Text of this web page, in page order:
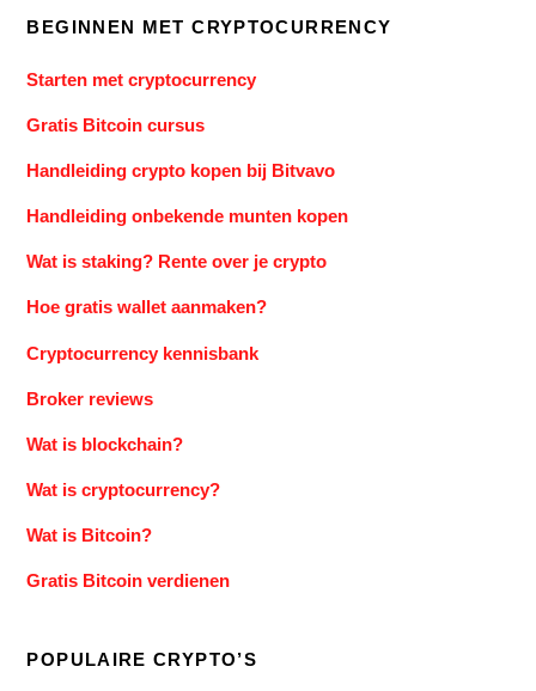
BEGINNEN MET CRYPTOCURRENCY
Starten met cryptocurrency
Gratis Bitcoin cursus
Handleiding crypto kopen bij Bitvavo
Handleiding onbekende munten kopen
Wat is staking? Rente over je crypto
Hoe gratis wallet aanmaken?
Cryptocurrency kennisbank
Broker reviews
Wat is blockchain?
Wat is cryptocurrency?
Wat is Bitcoin?
Gratis Bitcoin verdienen
POPULAIRE CRYPTO’S